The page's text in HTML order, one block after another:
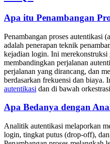
Apa itu Penambangan
Penambangan proses autentikasi
adalah penerapan teknik
kejadian login. Ini merekonstruksi
membandingkan perjalanan
perjalanan yang dirancang, dan
berdasarkan frekuensi dan biaya.
autentikasi dan di bawah
Apa Bedanya dengan
Analitik autentikasi melaporkan
login, tingkat putus (drop-off),